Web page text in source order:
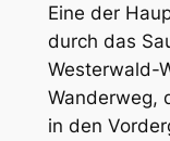
Eine der
durch das
Westerwald-
Wanderweg,
in den